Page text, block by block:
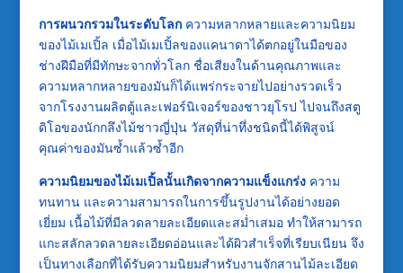
การผนวกรวมในระดับโลกความหลากหลายและความนิยม
ของไม้เมเปิ้ล เมื่อไม้เมเปิ้ลของแคนาดาได้ตกอยู่ในมือของ
ช่างฝีมือที่มีทักษะจากทั่วโลก ชื่อเสียงในด้านคุณภาพและ
ความหลากหลายของมันก็ได้แพร่กระจายไปอย่างรวดเร็ว
จากโรงงานผลิตตู้และเฟอร์นิเจอร์ของชาวยุโรป ไปจนถึงสตู
ดิโอของนักกลึงไม้ชาวญี่ปุ่น วัสดุที่น่าทึ่งชนิดนี้ได้พิสูจน์
คุณค่าของมันซ้ำแล้วซ้ำอีก
ความนิยมของไม้เมเปิ้ลนั้นเกิดจากความแข็งแกร่งความ
ทนทาน และความสามารถในการขึ้นรูปงานได้อย่างยอด
เยี่ยม เนื้อไม้ที่มีลวดลายละเอียดและสม่ำเสมอ ทำให้สามารถ
แกะสลักลวดลายละเอียดอ่อนและได้ผิวสำเร็จที่เรียบเนียน จึง
เป็นทางเลือกที่ได้รับความนิยมสำหรับงานจักสานไม้ละเอียด